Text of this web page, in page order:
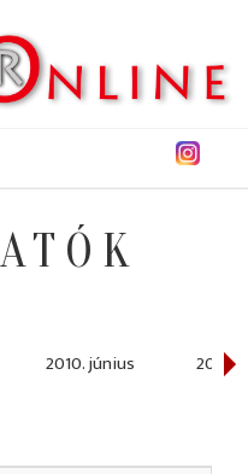
2010. június 2010.